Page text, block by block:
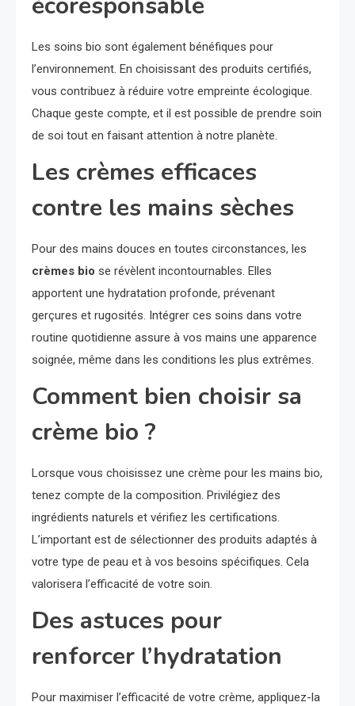
Les soins bio sont également bénéfiques pour
l’environnement. En choisissant des produits certifiés,
vous contribuez à réduire votre empreinte écologique.
Chaque geste compte, et il est possible de prendre soin
de soi tout en faisant attention à notre planète.
Les crèmes efficaces
contre les mains sèches
Pour des mains douces en toutes circonstances, les
crèmes bio se révèlent incontournables. Elles
apportent une hydratation profonde, prévenant
gerçures et rugosités. Intégrer ces soins dans votre
routine quotidienne assure à vos mains une apparence
soignée, même dans les conditions les plus extrêmes.
Comment bien choisir sa
crème bio ?
Lorsque vous choisissez une crème pour les mains bio,
tenez compte de la composition. Privilégiez des
ingrédients naturels et vérifiez les certifications.
L’important est de sélectionner des produits adaptés à
votre type de peau et à vos besoins spécifiques. Cela
valorisera l’efficacité de votre soin.
Des astuces pour
renforcer l’hydratation
Pour maximiser l’efficacité de votre crème, appliquez-la